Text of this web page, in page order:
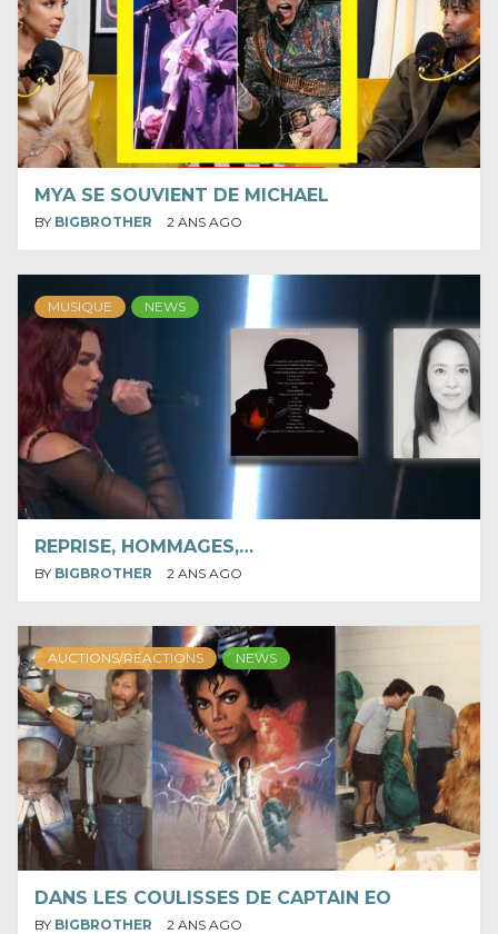
MYA SE SOUVIENT DE MICHAEL
BY BIGBROTHER 2 ANS AGO
MUSIQUE NEWS
REPRISE, HOMMAGES,…
BY BIGBROTHER 2 ANS AGO
AUCTIONS/REACTIONS NEWS
DANS LES COULISSES DE CAPTAIN EO
BY BIGBROTHER 2 ANS AGO